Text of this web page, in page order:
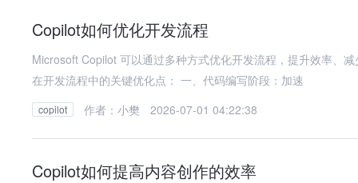
Copilot如何优化开发流程
Microsoft Copilot 可以通过多种方式优化开发流程，提升效率、
在开发流程中的关键优化点： 一、代码编写阶段：加速
copilot 作者：小樊 2026-07-01 04:22:38
Copilot如何提高内容创作的效率